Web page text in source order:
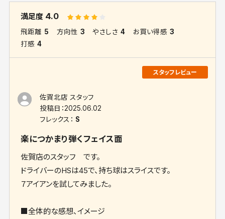
満足度 4.0
飛距離 5 方向性 3 やさしさ 4 お買い得感 3
打感 4
佐賀北店 スタッフ
投稿日：2025.06.02
フレックス： S
楽につかまり弾くフェイス面
佐賀店のスタッフ です。
ドライバーのHSは45で、持ち球はスライスです。
７アイアンを試してみました。
■全体的な感想、イメージ